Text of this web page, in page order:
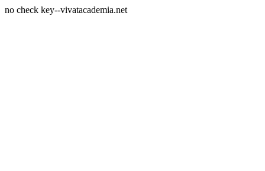
no check key--vivatacademia.net